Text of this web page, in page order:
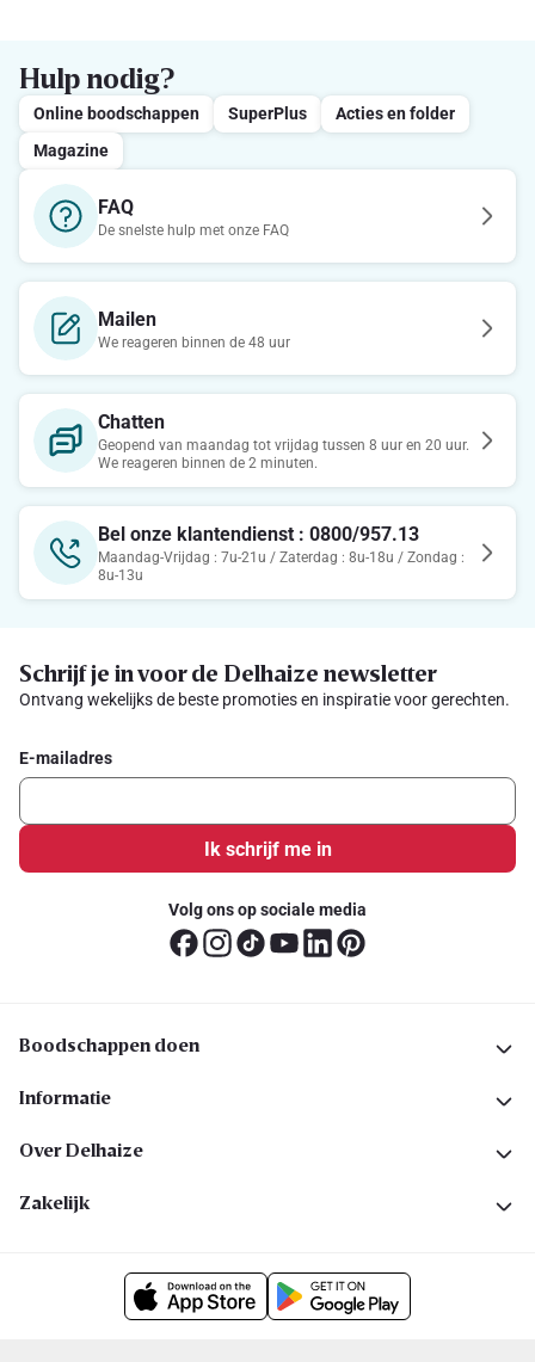
Hulp nodig?
Online boodschappen SuperPlus
Acties en folder
Magazine
FAQ
De snelste hulp met onze FAQ
Mailen
We reageren binnen de 48 uur
Chatten
Geopend van maandag tot vrijdag tussen 8 uur en 20 uur.
We reageren binnen de 2 minuten.
Bel onze klantendienst : 0800/957.13
Maandag-Vrijdag : 7u-21u / Zaterdag : 8u-18u / Zondag :
8u-13u
Schrijf je in voor de Delhaize newsletter
Ontvang wekelijks de beste promoties en inspiratie voor gerechten.
E-mailadres
Ik schrijf me in
Volg ons op sociale media
Boodschappen doen
Informatie
Over Delhaize
Zakelijk